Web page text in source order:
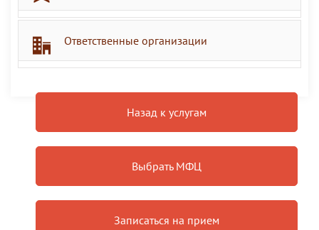
Ответственные организации
Назад к услугам
Выбрать МФЦ
Записаться на прием